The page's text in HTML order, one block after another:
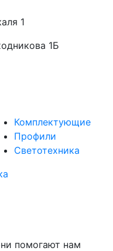
1
1Б
Комплектующие
Профили
Светотехника
помогают нам